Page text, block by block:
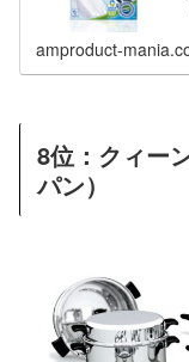
amproduct-
8位：クィー
パン）